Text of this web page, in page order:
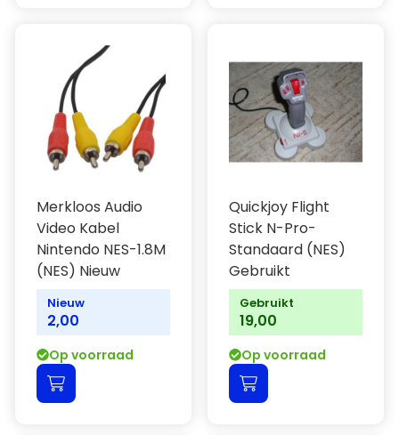
Merkloos Audio
Video Kabel
Nintendo NES-1.8M
(NES) Nieuw
Nieuw
2,00
Op voorraad
Quickjoy Flight
Stick N-Pro-
Standaard (NES)
Gebruikt
Gebruikt
19,00
Op voorraad